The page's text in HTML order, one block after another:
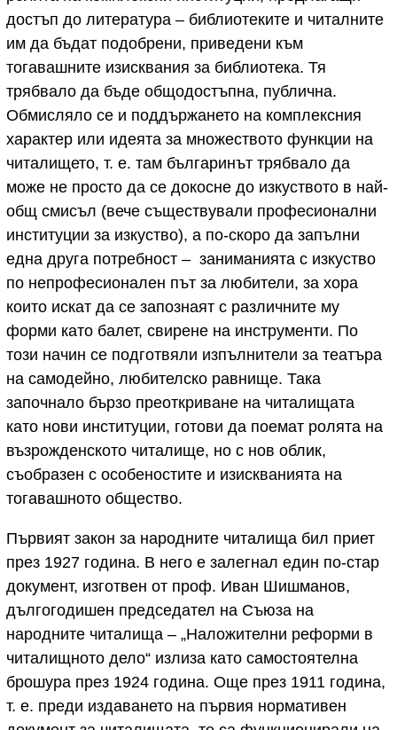
достъп до литература – библиотеките и читалните
им да бъдат подобрени, приведени към
тогавашните изисквания за библиотека. Тя
трябвало да бъде общодостъпна, публична.
Обмисляло се и поддържането на комплексния
характер или идеята за множеството функции на
читалището, т. е. там българинът трябвало да
може не просто да се докосне до изкуството в най-
общ смисъл (вече съществували професионални
институции за изкуство), а по-скоро да запълни
една друга потребност – заниманията с изкуство
по непрофесионален път за любители, за хора
които искат да се запознаят с различните му
форми като балет, свирене на инструменти. По
този начин се подготвяли изпълнители за театъра
на самодейно, любителско равнище. Така
започнало бързо преоткриване на читалищата
като нови институции, готови да поемат ролята на
възрожденското читалище, но с нов облик,
съобразен с особеностите и изискванията на
тогавашното общество.
Първият закон за народните читалища бил приет
през 1927 година. В него е залегнал един по-стар
документ, изготвен от проф. Иван Шишманов,
дългогодишен председател на Съюза на
народните читалища – „Наложителни реформи в
читалищното дело“ излиза като самостоятелна
брошура през 1924 година. Още през 1911 година,
т. е. преди издаването на първия нормативен